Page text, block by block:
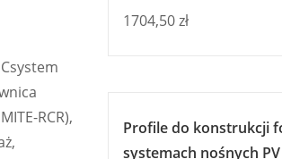
RCR),
1704,50zł
Profile do konstrukcji
systemach nośnych PV